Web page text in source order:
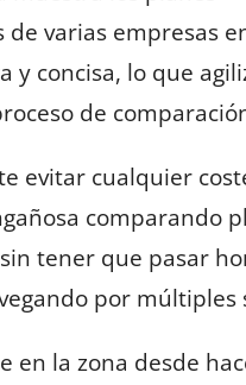
de varias empresas
y concisa, lo que
de
evitar cualquier
comparando
tener que pasar
por múltiples
en la zona desde